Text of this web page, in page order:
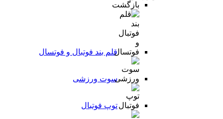
بازگشت
قلم بند فوتبال و فوتسال
سوت ورزشی
توپ فوتبال